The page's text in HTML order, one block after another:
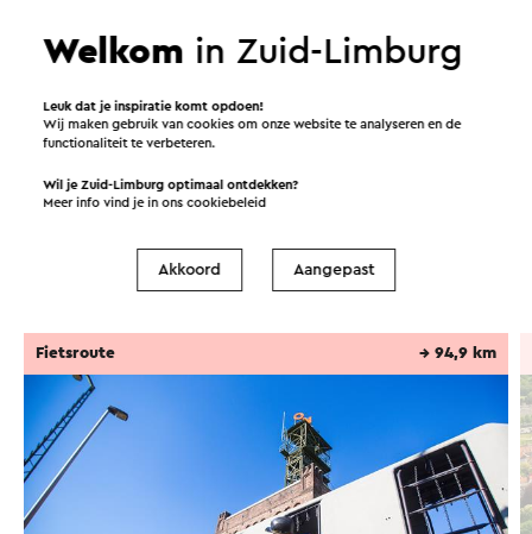
Routes in de buurt
Fietsroute → 94,9 km
Welkom in Zuid-Limburg
Leuk dat je inspiratie komt opdoen!
Wij maken gebruik van cookies om onze website te analyseren en de
functionaliteit te verbeteren.
Wil je Zuid-Limburg optimaal ontdekken?
Meer info vind je in onscookiebeleid
Akkoord Aangepast